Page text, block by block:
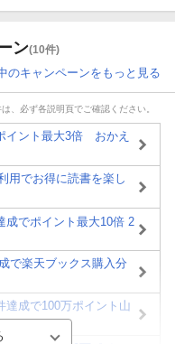
ン(10件)
のキャンペーンをもっと見る
、必ず各説明頁でご確認ください。
イント最大3倍 おかえ
用でお得に読書を楽し
成でポイント最大10倍 2
で楽天ブックス購入分
達成で100万ポイント山